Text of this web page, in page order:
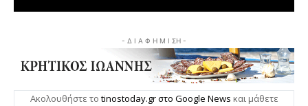
- Δ Ι Α Φ Η Μ Ι ΣΗ -
Ακολουθήστε το tinostoday.gr στο Google News και μάθετε